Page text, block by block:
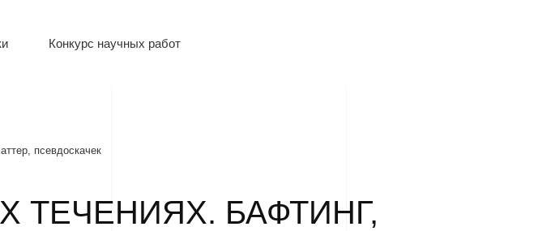
Конкурс научных работ
псевдоскачек
ТЕЧЕНИЯХ. БАФТИНГ,